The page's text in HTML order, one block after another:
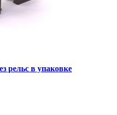
рельс в упаковке